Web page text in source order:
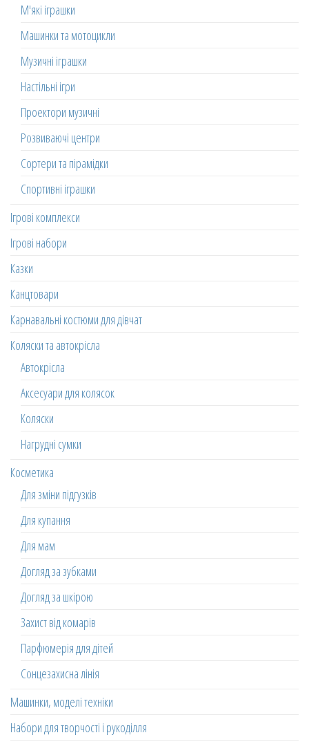
М'які іграшки
Машинки та мотоцикли
Музичні іграшки
Настільні ігри
Проектори музичні
Розвиваючі центри
Сортери та пірамідки
Спортивні іграшки
Ігрові комплекси
Ігрові набори
Казки
Канцтовари
Карнавальні костюми для дівчат
Коляски та автокрісла
Автокрісла
Аксесуари для колясок
Коляски
Нагрудні сумки
Косметика
Для зміни підгузків
Для купання
Для мам
Догляд за зубками
Догляд за шкірою
Захист від комарів
Парфюмерія для дітей
Сонцезахисна лінія
Машинки, моделі техніки
Набори для творчості і рукоділля